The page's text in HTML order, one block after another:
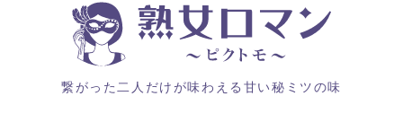
繋がった二人だけが味わえる甘い秘ミツの味